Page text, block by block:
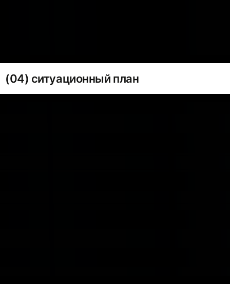
(04) ситуационный план